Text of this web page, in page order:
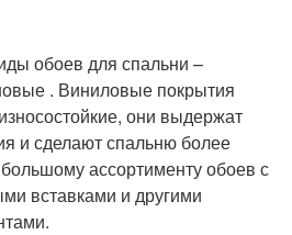
обоев для спальни –
. Виниловые покрытия
они выдержат
и сделают спальню более
ассортименту обоев с
вставками и другими